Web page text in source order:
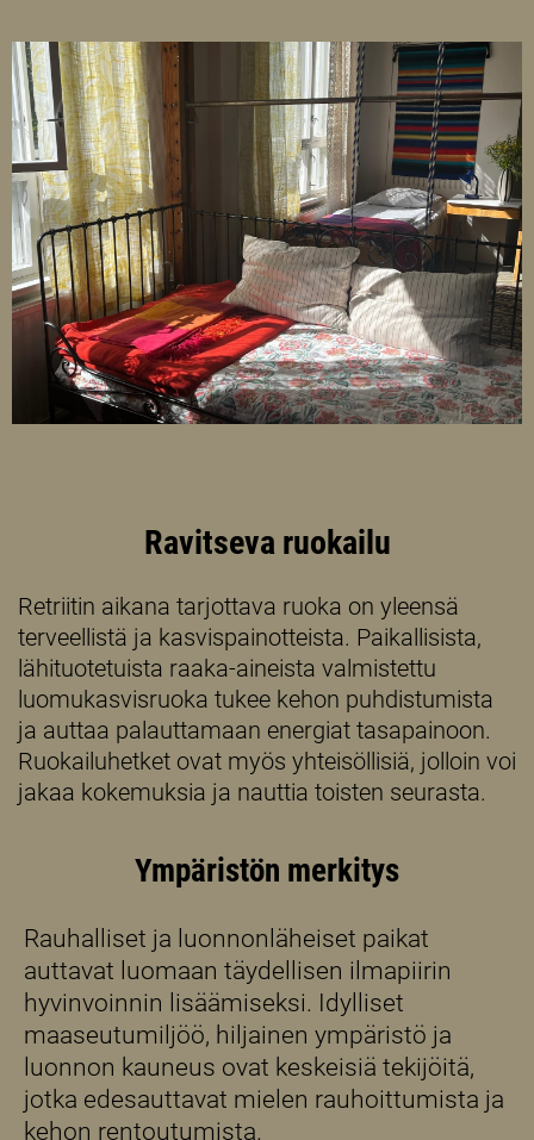
Ravitseva ruokailu
Retriitin aikana tarjottava ruoka on yleensä
terveellistä ja kasvispainotteista. Paikallisista,
lähituotetuista raaka-aineista valmistettu
luomukasvisruoka tukee kehon puhdistumista
ja auttaa palauttamaan energiat tasapainoon.
Ruokailuhetket ovat myös yhteisöllisiä, jolloin voi
jakaa kokemuksia ja nauttia toisten seurasta.
Ympäristön merkitys
Rauhalliset ja luonnonläheiset paikat
auttavat luomaan täydellisen ilmapiirin
hyvinvoinnin lisäämiseksi. Idylliset
maaseutumiljöö, hiljainen ympäristö ja
luonnon kauneus ovat keskeisiä tekijöitä,
jotka edesauttavat mielen rauhoittumista ja
kehon rentoutumista.